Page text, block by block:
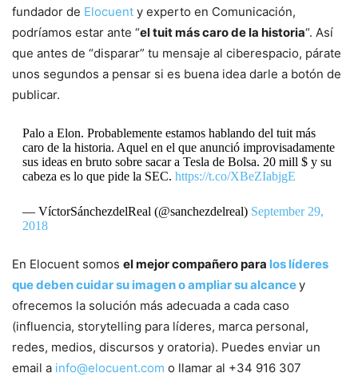
fundador de Elocuent y experto en Comunicación,
podríamos estar ante “el tuit más caro de la historia“. Así
que antes de “disparar” tu mensaje al ciberespacio, párate
unos segundos a pensar si es buena idea darle a botón de
publicar.
Palo a Elon. Probablemente estamos hablando del tuit más
caro de la historia. Aquel en el que anunció improvisadamente
sus ideas en bruto sobre sacar a Tesla de Bolsa. 20 mill $ y su
cabeza es lo que pide la SEC. https://t.co/XBeZIabjgE
— VíctorSánchezdelReal (@sanchezdelreal) September 29,
2018
En Elocuent somos el mejor compañero para los líderes
que deben cuidar su imagen o ampliar su alcancey
ofrecemos la solución más adecuada a cada caso
(influencia, storytelling para líderes, marca personal,
redes, medios, discursos y oratoria). Puedes enviar un
email a info@elocuent.com o llamar al +34 916 307